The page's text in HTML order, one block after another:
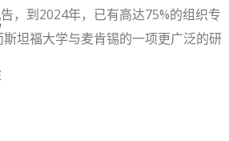
，到2024年，已有高达75%的组织专
坦福大学与麦肯锡的一项更广泛的研